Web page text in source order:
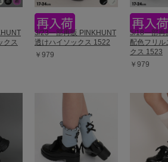
クス
3/23一部再販 PINKHUNT
透けハイソックス 1522
￥979
5/18一部再
配色フリル
クス 1523
￥979